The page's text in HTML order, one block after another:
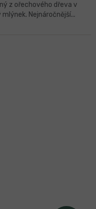
z ořechového dřeva v
Nejnáročnější...